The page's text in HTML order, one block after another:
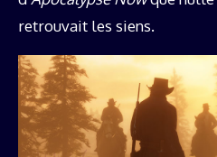
retrouvait les siens.